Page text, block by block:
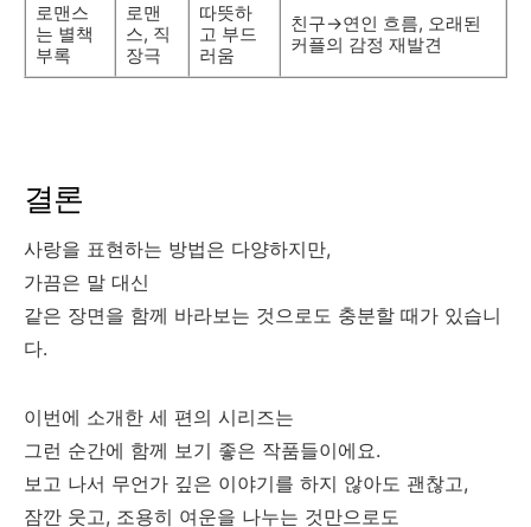
로맨스
는 별책
부록
로맨
스, 직
장극
따뜻하
고 부드
러움
친구→연인 흐름, 오래된
커플의 감정 재발견
결론
사랑을 표현하는 방법은 다양하지만,
가끔은 말 대신
같은 장면을 함께 바라보는 것으로도 충분할 때가 있습니
다.
이번에 소개한 세 편의 시리즈는
그런 순간에 함께 보기 좋은 작품들이에요.
보고 나서 무언가 깊은 이야기를 하지 않아도 괜찮고,
잠깐 웃고, 조용히 여운을 나누는 것만으로도